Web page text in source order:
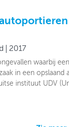
2017
waarbij
in een opslaand
instituut UDV